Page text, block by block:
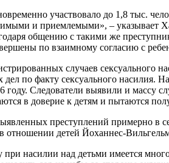
участвовало до 1,8 тыс.
и приемлемыми», – указывает
общению с такими же
по взаимному согласию с
случаев сексуального
по факту сексуального насилия.
году. Следователи выявили и массу
в доверие к детям и пытаются
преступлений примерно в
отношении детей Йоханнес-
насилии над детьми имеется